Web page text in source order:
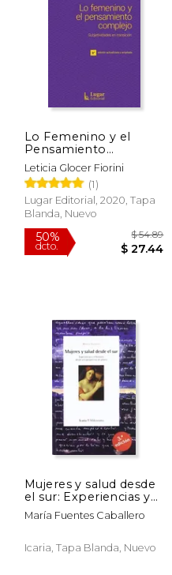
Lo Femenino y el
Pensamiento
Complejo
Subjetividades en
Transicion
Leticia Glocer Fiorini
(1)
Lugar Editorial, 2020, Tapa
Blanda, Nuevo
50%
Mujeres y salud desde
el sur: Experiencias y
reflexiones desde una
perspectiva de género
María Fuentes Caballero
Icaria, Tapa Blanda, Nuevo